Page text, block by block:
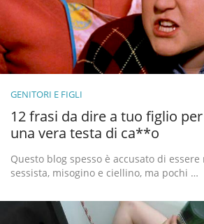
GENITORI E FIGLI
12 frasi da dire a tuo figlio
una vera testa di ca**o
Questo blog spesso è accusato di
sessista, misogino e ciellino, ma pochi …